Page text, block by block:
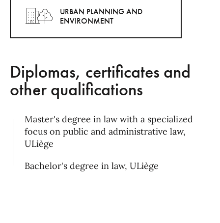
URBAN PLANNING AND
ENVIRONMENT
Diplomas, certificates and
other qualifications
Master's degree in law with a specialized
focus on public and administrative law,
ULiège
Bachelor's degree in law, ULiège